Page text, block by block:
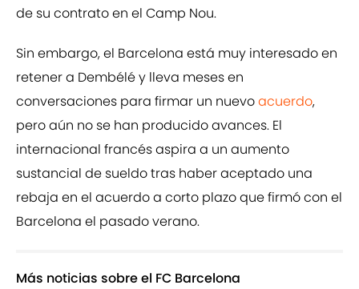
de su contrato en el Camp Nou.
Sin embargo, el Barcelona está muy interesado en
retener a Dembélé y lleva meses en
conversaciones para firmar un nuevoacuerdo,
pero aún no se han producido avances. El
internacional francés aspira a un aumento
sustancial de sueldo tras haber aceptado una
rebaja en el acuerdo a corto plazo que firmó con el
Barcelona el pasado verano.
Más noticias sobre el FC Barcelona